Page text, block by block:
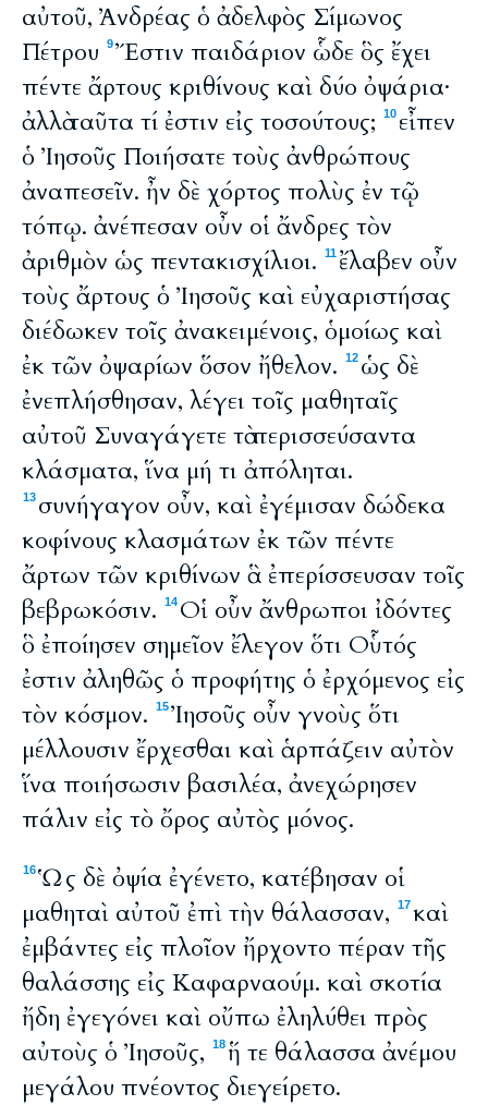
αὐτοῦ, Ἀνδρέας ὁ ἀδελφὸς Σίμωνος
Πέτρου
9Ἔστιν παιδάριον ὧδε ὃς ἔχει
πέντε ἄρτους κριθίνους καὶ δύο ὀψάρια·
ἀλλὰ ταῦτα τί ἐστιν εἰς τοσούτους;
10 εἶπεν
ὁ Ἰησοῦς Ποιήσατε τοὺς ἀνθρώπους
ἀναπεσεῖν. ἦν δὲ χόρτος πολὺς ἐν τῷ
τόπῳ. ἀνέπεσαν οὖν οἱ ἄνδρες τὸν
ἀριθμὸν ὡς πεντακισχίλιοι.
11 ἔλαβεν οὖν
τοὺς ἄρτους ὁ Ἰησοῦς καὶ εὐχαριστήσας
διέδωκεν τοῖς ἀνακειμένοις, ὁμοίως καὶ
ἐκ τῶν ὀψαρίων ὅσον ἤθελον.
12 ὡς δὲ
ἐνεπλήσθησαν, λέγει τοῖς μαθηταῖς
αὐτοῦ Συναγάγετε τὰ περισσεύσαντα
κλάσματα, ἵνα μή τι ἀπόληται.
13 συνήγαγον οὖν, καὶ ἐγέμισαν δώδεκα
κοφίνους κλασμάτων ἐκ τῶν πέντε
ἄρτων τῶν κριθίνων ἃ ἐπερίσσευσαν τοῖς
βεβρωκόσιν.
14 Οἱ οὖν ἄνθρωποι ἰδόντες
ὃ ἐποίησεν σημεῖον ἔλεγον ὅτι Οὗτός
ἐστιν ἀληθῶς ὁ προφήτης ὁ ἐρχόμενος εἰς
τὸν κόσμον.
15Ἰησοῦς οὖν γνοὺς ὅτι
μέλλουσιν ἔρχεσθαι καὶ ἁρπάζειν αὐτὸν
ἵνα ποιήσωσιν βασιλέα, ἀνεχώρησεν
πάλιν εἰς τὸ ὄρος αὐτὸς μόνος.
16Ὡς δὲ ὀψία ἐγένετο, κατέβησαν οἱ
μαθηταὶ αὐτοῦ ἐπὶ τὴν θάλασσαν,
17καὶ
ἐμβάντες εἰς πλοῖον ἤρχοντο πέραν τῆς
θαλάσσης εἰς Καφαρναούμ. καὶ σκοτία
ἤδη ἐγεγόνει καὶ οὔπω ἐληλύθει πρὸς
αὐτοὺς ὁ Ἰησοῦς,
18ἥ τε θάλασσα ἀνέμου
μεγάλου πνέοντος διεγείρετο.